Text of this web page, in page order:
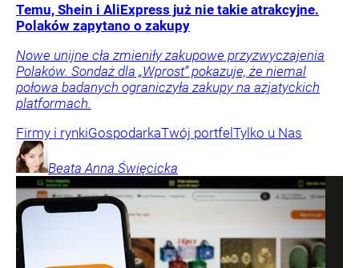
Temu, Shein i AliExpress już nie takie atrakcyjne.
Polaków zapytano o zakupy
Nowe unijne cła zmieniły zakupowe przyzwyczajenia
Polaków. Sondaż dla „Wprost” pokazuje, że niemal
połowa badanych ograniczyła zakupy na azjatyckich
platformach.
Firmy i rynkiGospodarkaTwój portfelTylko u Nas
Beata Anna Święcicka